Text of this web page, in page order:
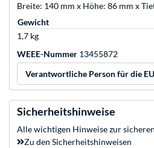
Breite: 140 mm x Höhe: 86 mm x
Gewicht
1,7 kg
WEEE-Nummer 13455872
Verantwortliche Person für die EU
Sicherheitshinweise
Alle wichtigen Hinweise zur
Zu den Sicherheitshinweisen